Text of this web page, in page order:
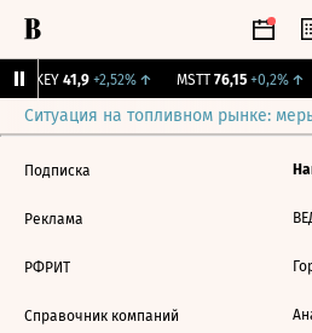
OKEY 41,9 +2,52%↑ MSTT 76,15 +0,2%↑
Ситуация на топливном рынке:
Подписка
Реклама
РФРИТ
Справочник компаний